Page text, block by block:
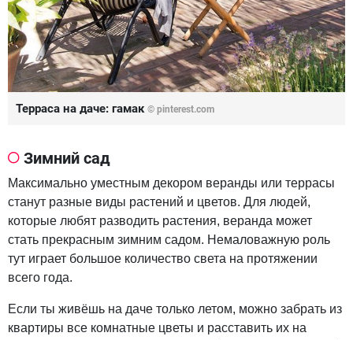
Терраса на даче: гамак © pinterest.com
Зимний сад
Максимально уместным декором веранды или террасы
станут разные виды растений и цветов. Для людей,
которые любят разводить растения, веранда может
стать прекрасным зимним садом. Немаловажную роль
тут играет большое количество света на протяжении
всего года.
Если ты живёшь на даче только летом, можно забрать из
квартиры все комнатные цветы и расставить их на